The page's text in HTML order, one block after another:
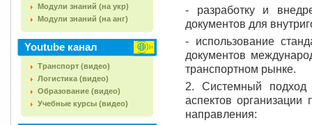
Модули знаний (на укр)
Модули знаний (на анг)
Youtube канал
Транспорт (видео)
Логистика (видео)
Образование (видео)
Учебные курсы (видео)
- разработку и
документов для
- использование
документов
транспортном рынке.
2. Системный подход
аспектов организации
направления: